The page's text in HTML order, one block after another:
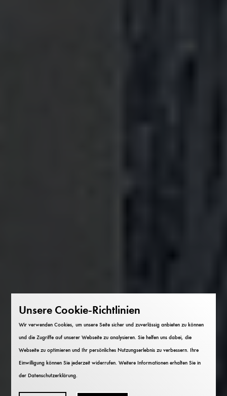
Unsere Cookie-Richtlinien
Wir verwenden Cookies, um unsere Seite sicher und zuverlässig anbieten zu können
und die Zugriffe auf unserer Webseite zu analysieren. Sie helfen uns dabei, die
Webseite zu optimieren und Ihr persönliches Nutzungserlebnis zu verbessern. Ihre
Einwilligung können Sie jederzeit widerrufen. Weitere Informationen erhalten Sie in
derDatenschutzerklärung